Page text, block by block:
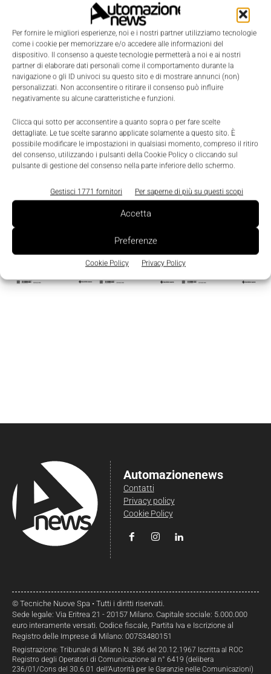
Per fornire le migliori esperienze, noi e i nostri partner utilizziamo tecnologie
come i cookie per memorizzare e/o accedere alle informazioni del
dispositivo. Il consenso a queste tecnologie permetterà a noi e ai nostri
partner di elaborare dati personali come il comportamento durante la
navigazione o gli ID univoci su questo sito e di mostrare annunci (non)
personalizzati. Non acconsentire o ritirare il consenso può influire
negativamente su alcune caratteristiche e funzioni.
Clicca qui sotto per acconsentire a quanto sopra o per fare scelte
dettagliate. Le tue scelte saranno applicate solamente a questo sito. È
possibile modificare le impostazioni in qualsiasi momento, compreso il ritiro
del consenso, utilizzando i pulsanti della Cookie Policy o cliccando sul
pulsante di gestione del consenso nella parte inferiore dello schermo.
Gestisci 1771 fornitori Per saperne di più su questi scopi
Accetta
Preferenze
Cookie Policy Privacy Policy
Edicola
Automazionenews
Contatti
Privacy policy
Cookie Policy
© Tecniche Nuove Spa • Tutti i diritti riservati.
Sede legale: Via Eritrea 21 - 20157 Milano. Capitale sociale: 5.000.000
euro interamente versati. Codice fiscale, Partita Iva e Iscrizione al
Registro delle Imprese di Milano: 00753480151
Registrazione: Tribunale di Milano N. 386 del 20.12.1967 Iscritta al ROC
Registro degli Operatori di Comunicazione al n° 6419 (delibera
236/01/Cons del 30.6.01 dell’Autorità per le Garanzie nelle Comunicazioni)